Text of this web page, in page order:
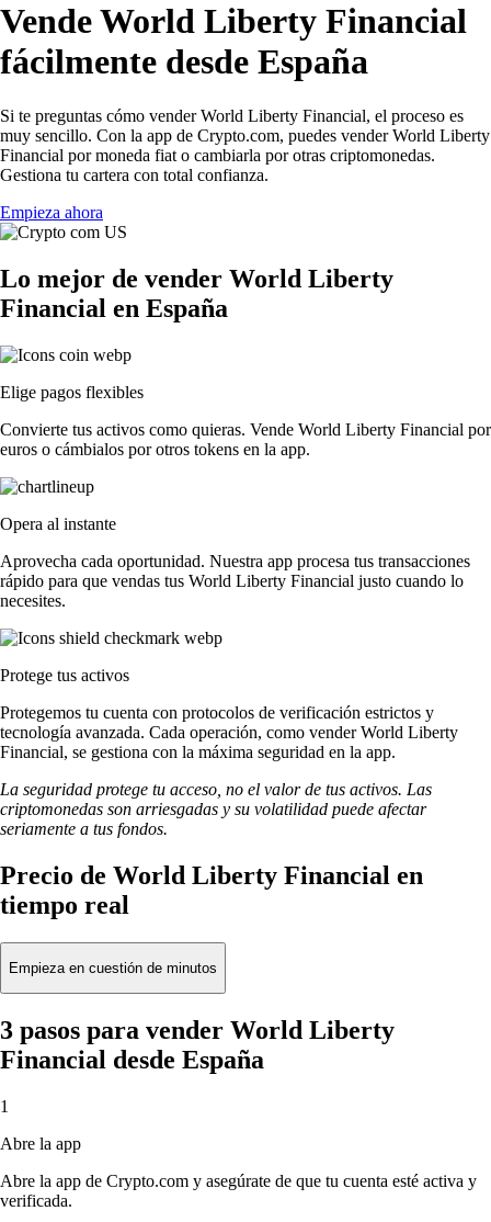
Vende World Liberty Financial
fácilmente desde España
Si te preguntas cómo vender World Liberty Financial, el proceso es
muy sencillo. Con la app de Crypto.com, puedes vender World Liberty
Financial por moneda fiat o cambiarla por otras criptomonedas.
Gestiona tu cartera con total confianza.
Empieza ahora
Lo mejor de vender World Liberty
Financial en España
Elige pagos flexibles
Convierte tus activos como quieras. Vende World Liberty Financial por
euros o cámbialos por otros tokens en la app.
Opera al instante
Aprovecha cada oportunidad. Nuestra app procesa tus transacciones
rápido para que vendas tus World Liberty Financial justo cuando lo
necesites.
Protege tus activos
Protegemos tu cuenta con protocolos de verificación estrictos y
tecnología avanzada. Cada operación, como vender World Liberty
Financial, se gestiona con la máxima seguridad en la app.
La seguridad protege tu acceso, no el valor de tus activos. Las
criptomonedas son arriesgadas y su volatilidad puede afectar
seriamente a tus fondos.
Precio de World Liberty Financial en
tiempo real
Empieza en cuestión de minutos
3 pasos para vender World Liberty
Financial desde España
1
Abre la app
Abre la app de Crypto.com y asegúrate de que tu cuenta esté activa y
verificada.